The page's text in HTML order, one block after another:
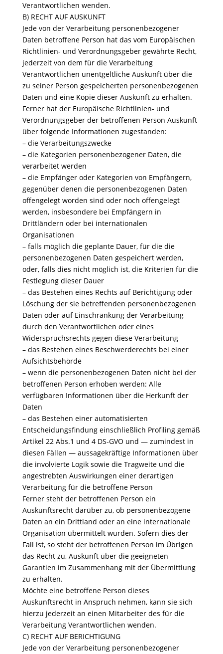
Verantwortlichen wenden.
B) RECHT AUF AUSKUNFT
Jede von der Verarbeitung personenbezogener
Daten betroffene Person hat das vom Europäischen
Richtlinien- und Verordnungsgeber gewährte Recht,
jederzeit von dem für die Verarbeitung
Verantwortlichen unentgeltliche Auskunft über die
zu seiner Person gespeicherten personenbezogenen
Daten und eine Kopie dieser Auskunft zu erhalten.
Ferner hat der Europäische Richtlinien- und
Verordnungsgeber der betroffenen Person Auskunft
über folgende Informationen zugestanden:
– die Verarbeitungszwecke
– die Kategorien personenbezogener Daten, die
verarbeitet werden
– die Empfänger oder Kategorien von Empfängern,
gegenüber denen die personenbezogenen Daten
offengelegt worden sind oder noch offengelegt
werden, insbesondere bei Empfängern in
Drittländern oder bei internationalen
Organisationen
– falls möglich die geplante Dauer, für die die
personenbezogenen Daten gespeichert werden,
oder, falls dies nicht möglich ist, die Kriterien für die
Festlegung dieser Dauer
– das Bestehen eines Rechts auf Berichtigung oder
Löschung der sie betreffenden personenbezogenen
Daten oder auf Einschränkung der Verarbeitung
durch den Verantwortlichen oder eines
Widerspruchsrechts gegen diese Verarbeitung
– das Bestehen eines Beschwerderechts bei einer
Aufsichtsbehörde
– wenn die personenbezogenen Daten nicht bei der
betroffenen Person erhoben werden: Alle
verfügbaren Informationen über die Herkunft der
Daten
– das Bestehen einer automatisierten
Entscheidungsfindung einschließlich Profiling gemäß
Artikel 22 Abs.1 und 4 DS-GVO und — zumindest in
diesen Fällen — aussagekräftige Informationen über
die involvierte Logik sowie die Tragweite und die
angestrebten Auswirkungen einer derartigen
Verarbeitung für die betroffene Person
Ferner steht der betroffenen Person ein
Auskunftsrecht darüber zu, ob personenbezogene
Daten an ein Drittland oder an eine internationale
Organisation übermittelt wurden. Sofern dies der
Fall ist, so steht der betroffenen Person im Übrigen
das Recht zu, Auskunft über die geeigneten
Garantien im Zusammenhang mit der Übermittlung
zu erhalten.
Möchte eine betroffene Person dieses
Auskunftsrecht in Anspruch nehmen, kann sie sich
hierzu jederzeit an einen Mitarbeiter des für die
Verarbeitung Verantwortlichen wenden.
C) RECHT AUF BERICHTIGUNG
Jede von der Verarbeitung personenbezogener